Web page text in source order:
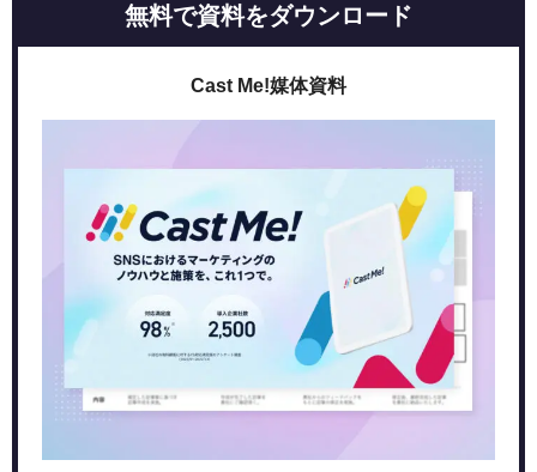
アンバサダーマーケティング事例紹介
DHCブランドアンバサダー
ホテルニューオータニ東京 公式アンバサダー
無料で資料をダウンロード
Cast Me!媒体資料